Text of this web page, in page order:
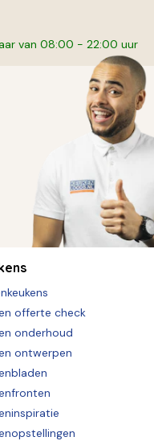
van 08:00 - 22:00 uur
offerte check
onderhoud
ontwerpen